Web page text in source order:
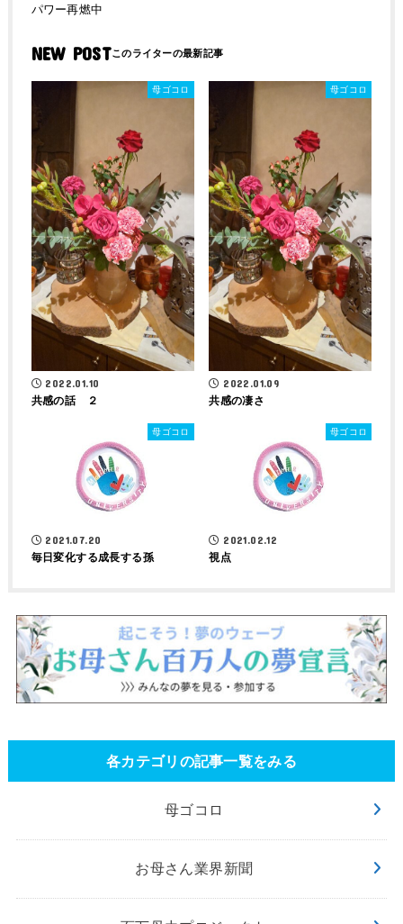
パワー再燃中
NEW POST
母ゴコロ
2022.01.10
共感の話 ２
母ゴコロ
2022.01.09
共感の凄さ
母ゴコロ
2021.07.20
毎日変化する成長する孫
母ゴコロ
2021.02.12
視点
各カテゴリの記事一覧をみる
母ゴコロ
お母さん業界新聞